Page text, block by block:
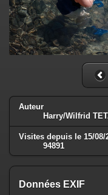
Auteur
Harry/Wilfrid
Visites depuis le 15/08/
94891
Données EXIF